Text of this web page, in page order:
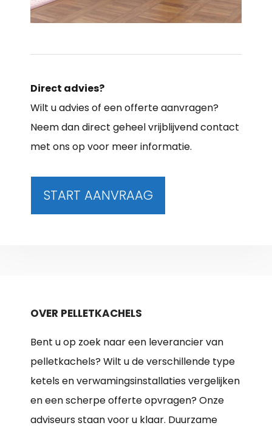
Direct advies?
Wilt u advies of een offerte aanvragen?
Neem dan direct geheel vrijblijvend contact
met ons op voor meer informatie.
START AANVRAAG
OVER PELLETKACHELS
Bent u op zoek naar een leverancier van
pelletkachels? Wilt u de verschillende type
ketels en verwamingsinstallaties vergelijken
en een scherpe offerte opvragen? Onze
adviseurs staan voor u klaar. Duurzame